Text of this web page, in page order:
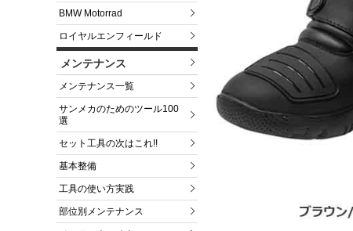
BMW Motorrad
ロイヤルエンフィールド
メンテナンス
メンテナンス一覧
サンメカのためのツール100
選
セット工具の次はこれ!!
基本整備
工具の使い方実践
部位別メンテナンス